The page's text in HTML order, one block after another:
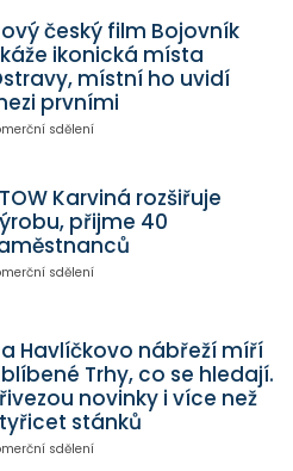
český film Bojovník
ikonická místa
místní ho uvidí
prvními
sdělení
Karviná rozšiřuje
přijme 40
sdělení
Havlíčkovo nábřeží míří
Trhy, co se hledají.
novinky i více než
stánků
sdělení